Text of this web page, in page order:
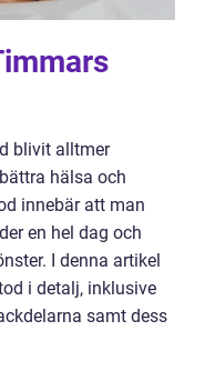
blivit alltmer
hälsa och
innebär att man
en hel dag och
I denna artikel
i detalj, inklusive
samt dess